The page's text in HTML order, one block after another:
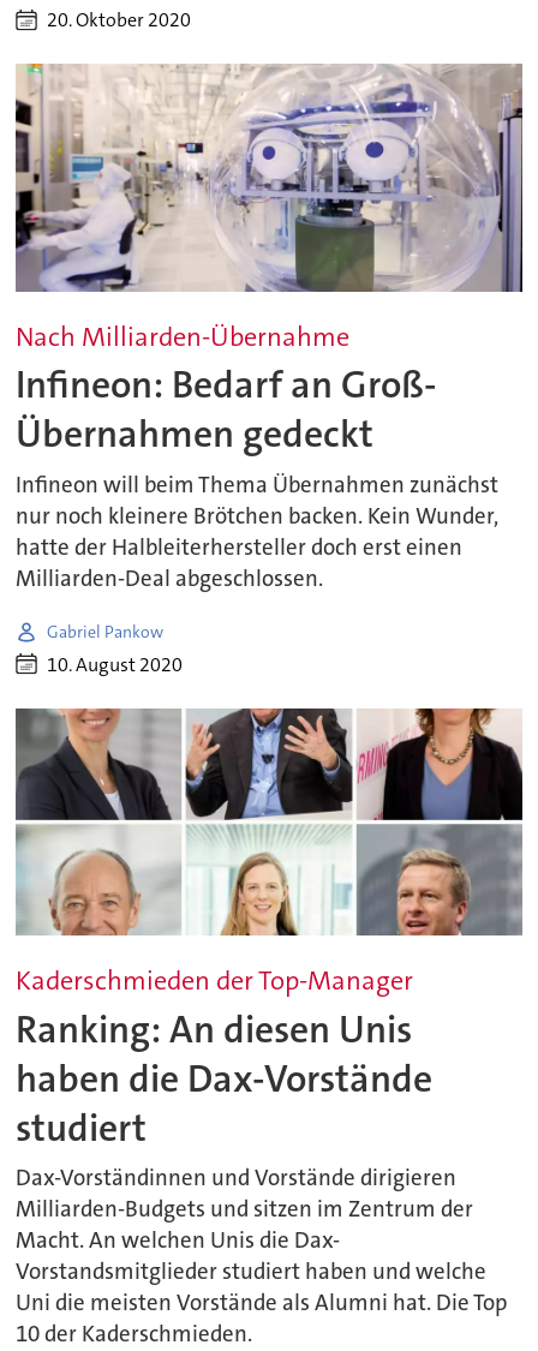
20. Oktober 2020
Nach Milliarden-Übernahme
Infineon: Bedarf an Groß-
Übernahmen gedeckt
Infineon will beim Thema Übernahmen zunächst
nur noch kleinere Brötchen backen. Kein Wunder,
hatte der Halbleiterhersteller doch erst einen
Milliarden-Deal abgeschlossen.
Gabriel Pankow
10. August 2020
Kaderschmieden der Top-Manager
Ranking: An diesen Unis
haben die Dax-Vorstände
studiert
Dax-Vorständinnen und Vorstände dirigieren
Milliarden-Budgets und sitzen im Zentrum der
Macht. An welchen Unis die Dax-
Vorstandsmitglieder studiert haben und welche
Uni die meisten Vorstände als Alumni hat. Die Top
10 der Kaderschmieden.